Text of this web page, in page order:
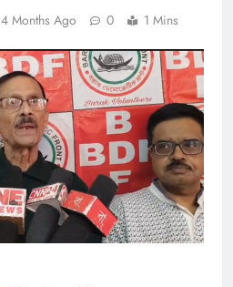
4 Months Ago 0 1 Mins